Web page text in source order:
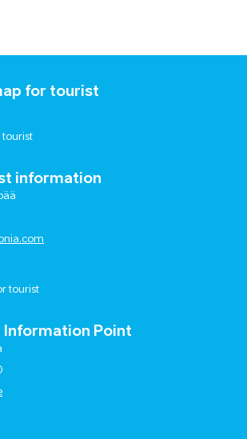
for tourist
information
tourist
Information Point